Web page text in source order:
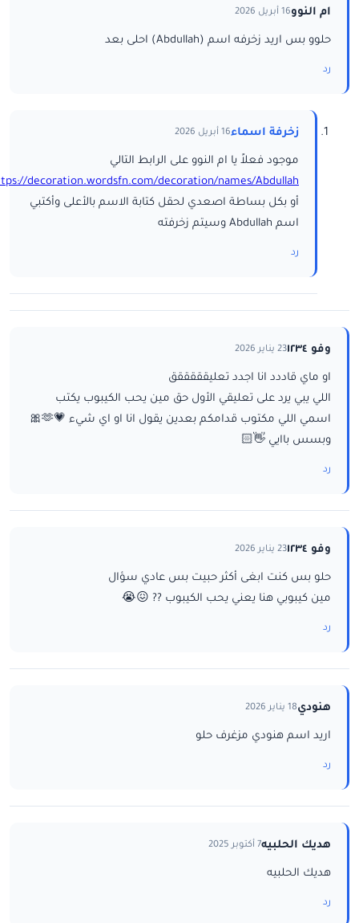
ام النوو16 أبريل 2026
حلوو بس اريد زخرفه اسم (Abdullah) احلى بعد
رد
زخرفة اسماء16 أبريل 2026
موجود فعلاً يا ام النوو على الرابط التالي
decoration.wordsfn.com/decoration/names/Abdullah/
أو بكل بساطة اصعدي لحقل كتابة الاسم بالأعلى وأكتبي
اسم Abdullah وسيتم زخرفته
رد
وفو ١٢٣٤ 23 يناير 2026
او ماي قاددد انا اجدد تعليقققققق
اللي يبي يرد على تعليقي الأول حق مين يحب الكيبوب يكتب
اسمي اللي مكتوب قدامكم بعدين يقول انا او اي شيء 💗🫶🎀
وبسس باايي 👋🏻
رد
وفو ١٢٣٤ 23 يناير 2026
حلو بس كنت ابغى أكثر حبيت بس عادي سؤال
مين كيبوبي هنا يعني يحب الكيبوب ?? 😖😭
رد
هنودي18 يناير 2026
اريد اسم هنودي مزغرف حلو
رد
هديك الحلبيه7 أكتوبر 2025
هديك الحلبيه
رد